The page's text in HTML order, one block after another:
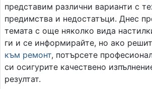
представим различни варианти с
предимства и недостатъци. Днес
темата с още няколко вида
ги и се информирайте, но ако
към ремонт, потърсете
си осигурите качествено
резултат.